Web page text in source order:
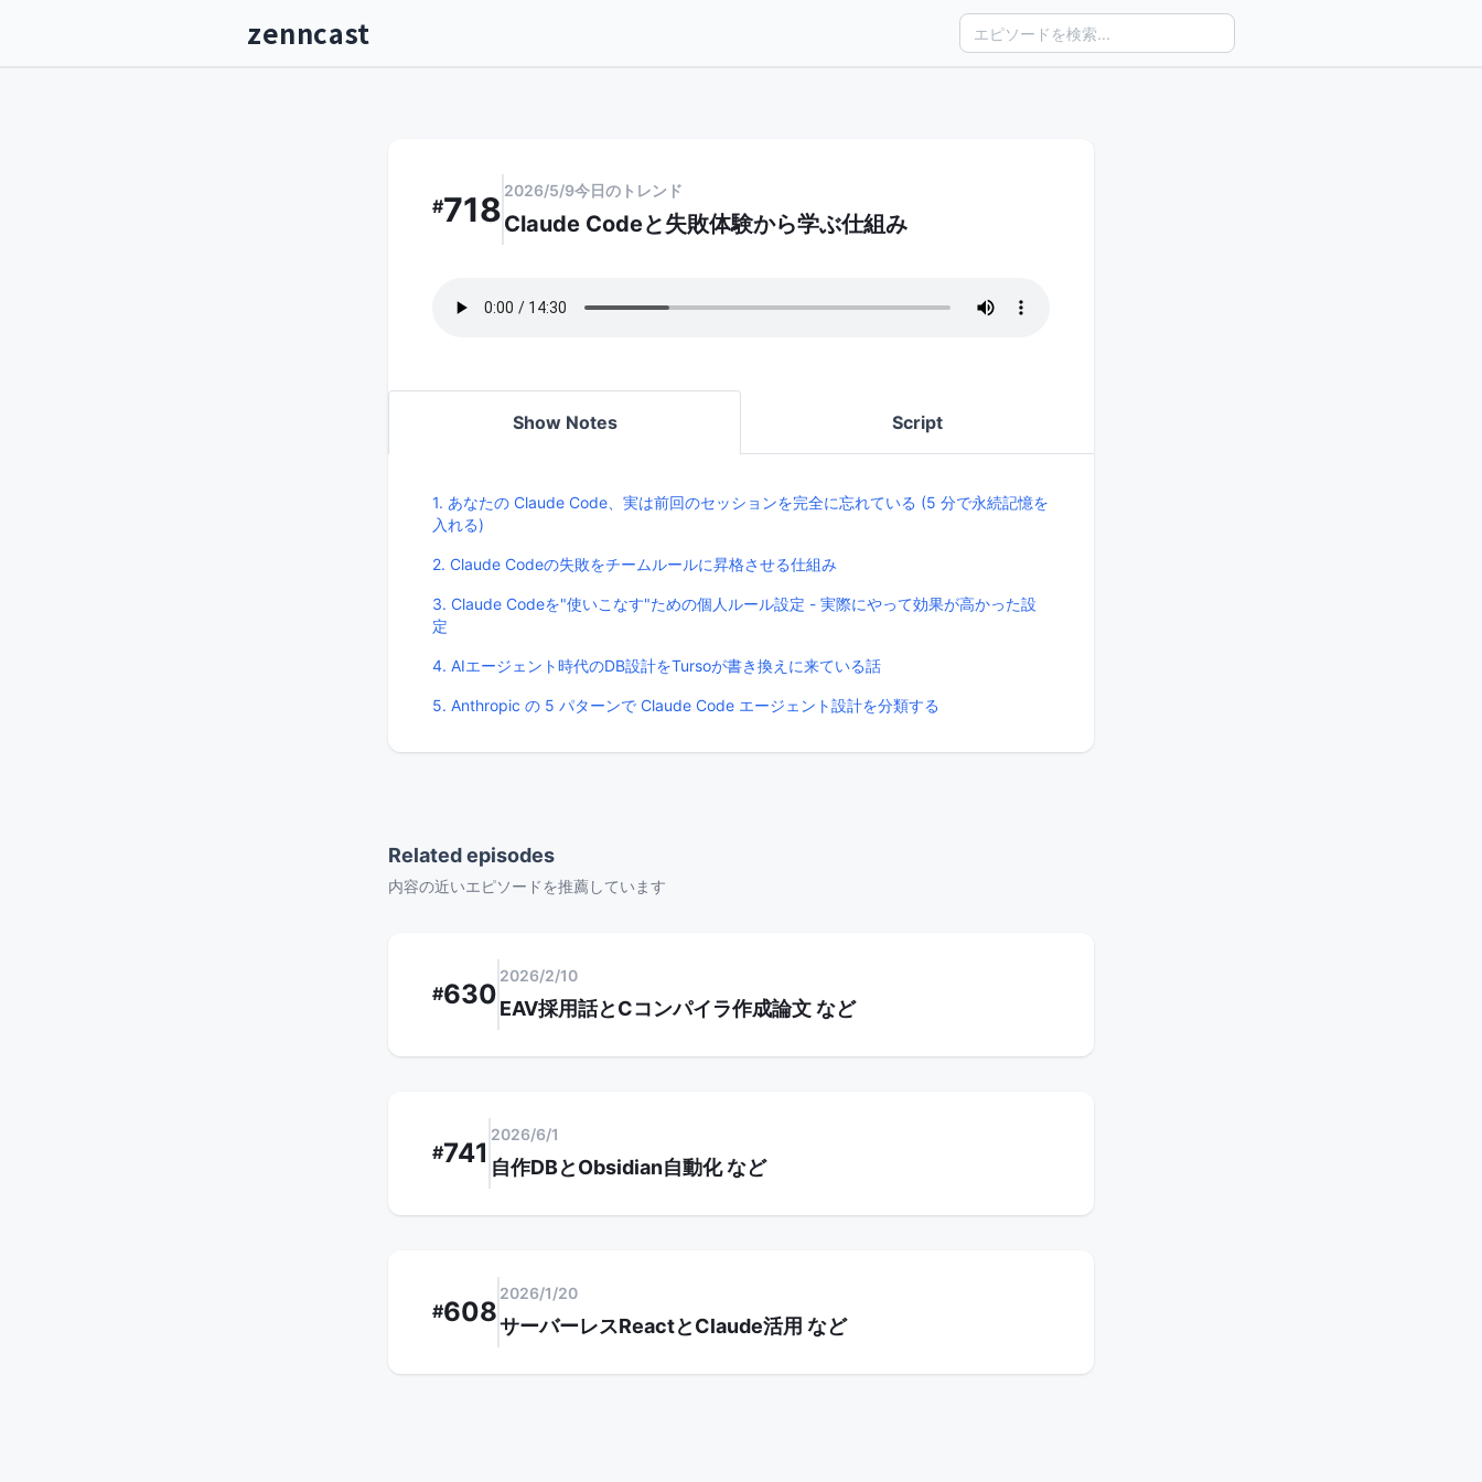
zenncast
#718 2026/5/9今日のトレンド
Claude Codeと失敗体験から学ぶ仕組み
Show Notes Script
1. あなたの Claude Code、実は前回のセッションを完全に忘れている (5 分で永続記憶を
入れる)
2. Claude Codeの失敗をチームルールに昇格させる仕組み
3. Claude Codeを"使いこなす"ための個人ルール設定 - 実際にやって効果が高かった設
定
4. AIエージェント時代のDB設計をTursoが書き換えに来ている話
5. Anthropic の 5 パターンで Claude Code エージェント設計を分類する
Related episodes
内容の近いエピソードを推薦しています
#630
2026/2/10
EAV採用話とCコンパイラ作成論文など
#741
2026/6/1
自作DBとObsidian自動化など
#608
2026/1/20
サーバーレスReactとClaude活用 など